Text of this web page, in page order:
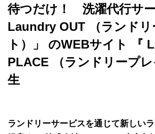
待つだけ！ 洗濯代行サ
Laundry OUT （ランドリ
ト）」 のWEBサイト 『
PLACE （ランドリープ
生
ランドリーサービスを通じて新しい